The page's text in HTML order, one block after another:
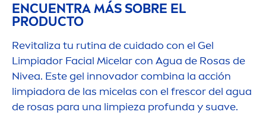
ENCUENTRA MÁS SOBRE EL
PRODUCTO
Revitaliza tu rutina de cuidado con el Gel
Limpiador Facial Micelar con Agua de Rosas de
Nivea. Este gel innovador combina la acción
limpiadora de las micelas con el frescor del agua
de rosas para una limpieza profunda y suave.